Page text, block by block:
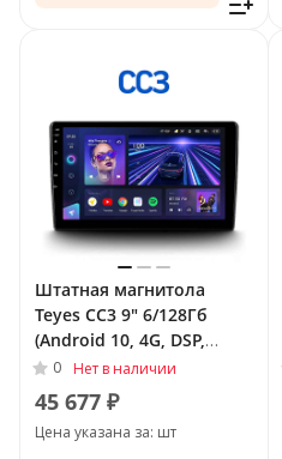
Штатная магнитола
Teyes CC3 9" 6/128Гб
(Android 10, 4G, DSP,
QLed) для Audi TT II (8J)
2006 - 2010
0 Нет в наличии
45 677 ₽
Цена указана за: шт